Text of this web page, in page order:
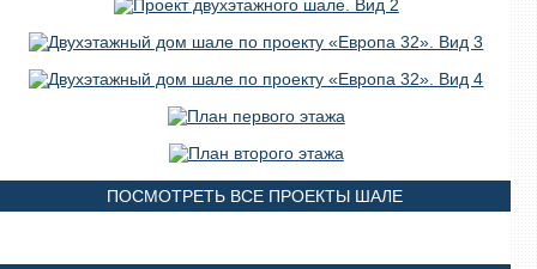
ПОСМОТРЕТЬ ВСЕ ПРОЕКТЫ ШАЛЕ